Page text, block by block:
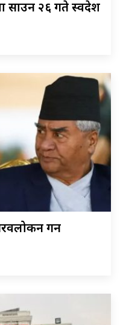
साउन २६ गते स्वदेश
गर्न